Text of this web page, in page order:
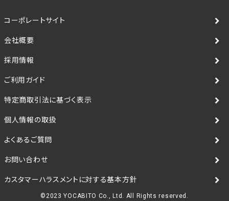
コーポレートサイト
会社概要
採用情報
ご利用ガイド
特定商取引法に基づく表示
個人情報の取扱
よくあるご質問
お問い合わせ
カスタマーハラスメントに対する基本方針
©2023 YOCABITO Co., Ltd. All Rights reserved.